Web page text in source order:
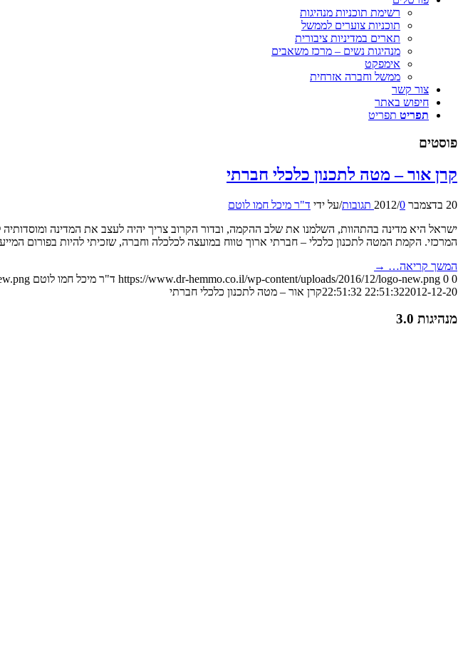
רשימת תוכניות מנהיגות
תוכניות צוערים לממשל
תארים במדיניות ציבורית
מנהיגות נשים – מרכז משאבים
אימפקט
ממשל וחברה אזרחית
צור קשר
חיפוש באתר
תפריט תפריט
פוסטים
קרן אור – מטה לתכנון כלכלי חברתי
20 בדצמבר 2012 /0 תגובות /על ידי ד"ר מיכל חמו לוטם
ישראל היא מדינה בהתהוות, השלמנו את שלב ההקמה, ובדור הקרוב צריך יהיה לעצב את המדינה
המרכזי. הקמת המטה לתכנון כלכלי – חברתי ארוך טווח במועצה לכלכלה וחברה, שזכיתי להיות בפורום
המשך קריאה… →
https://www.dr-hemmo.co.il/wp-content/uploads/2016/12/logo-new.png 0 0 ד"ר מיכל חמו לוטם
22:51:322012-12-20 22:51:32 קרן אור – מטה לתכנון כלכלי חברתי
מנהיגות 3.0